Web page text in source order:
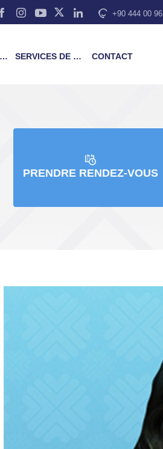
+90 444 00 96
SERVICES DE FORMATION CONTACT
PRENDRE RENDEZ-VOUS